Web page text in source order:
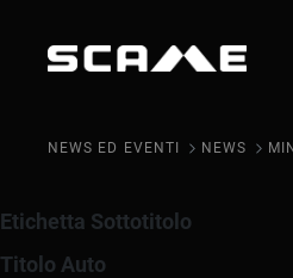
MINI
NEWS ED EVENTI NEWS
Etichetta Sottotitolo
Titolo Auto